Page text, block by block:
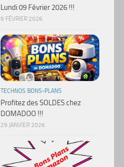
Lundi 09 Février 2026 !!!
9 FÉVRIER 2026
TECHNOS BONS-PLANS
Profitez des SOLDES chez
DOMADOO !!!
29 JANVIER 2026